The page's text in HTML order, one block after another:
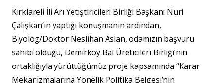
Kırklareli İli Arı Yetiştiricileri Birliği Başkanı Nuri
Çalışkan’ın yaptığı konuşmanın ardından,
Biyolog/Doktor Neslihan Aslan, odamızın başvuru
sahibi olduğu, Demirköy Bal Üreticileri Birliği’nin
ortaklığıyla yürüttüğümüz proje kapsamında “Karar
Mekanizmalarına Yönelik Politika Belgesi’nin